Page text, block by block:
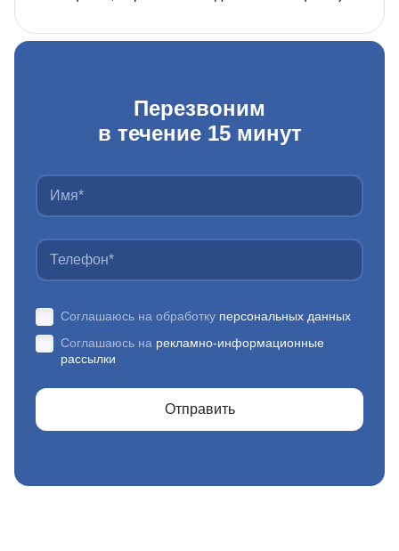
Перезвоним
в течение 15 минут
Соглашаюсь на обработку персональных данных
Соглашаюсь на рекламно-информационные
рассылки
Отправить